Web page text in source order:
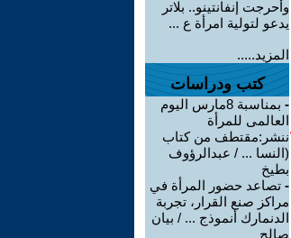
وأحرجت إنفانتينو.. بلاتر
يدعو لتولية امرأة ع ...
المزيد.....
كتب ودراسات
-
بمناسبة 8مارس اليوم
العالمى للمرأة
ننشر:مقتطف من كتاب
(النسا ... / عبدالرؤوف
بطيخ
- تصاعد حضور المرأة في
مراكز صنع القرار، تجربة
الدنمارك أنموذج ... / بيان
صالح